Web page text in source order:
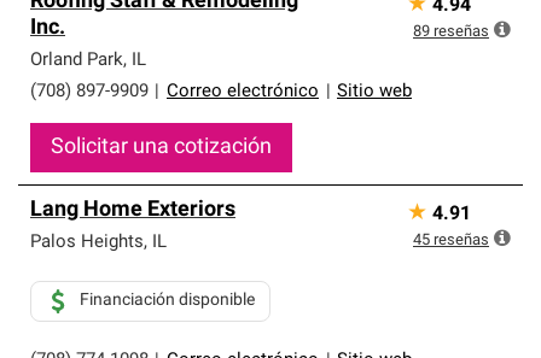
Inc.
Orland Park, IL
(708) 897-9909
Correo electrónico Sitio web
Solicitar una cotización
★ 4.94
89 reseñas
Lang Home Exteriors
Palos Heights, IL
Financiación disponible
★ 4.91
45 reseñas